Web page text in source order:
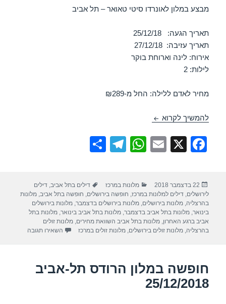
מבצע במלון לאונרדו סיטי טאואר – תל אביב
תאריך הגעה: 25/12/18
תאריך עזיבה: 27/12/18
אירוח: לינה וארוחת בוקר
לילות: 2
מחיר לאדם ללילה: החל מ-₪289
להמשיך לקרוא חופשה במלון לאונרדו סיטי טאואר – תל אביב 25/12/2018
F
e
b
o
X
E
W
s
A
p
T
gr
a
m
e
פורסם
בתאריך
22 בדצמבר 2018 קטגוריות
מלונות במרכז תגיות
דילים בתל אביב,דילים
לירושלים,דילים למלונות במרכז, חופשה בירושלים, חופשה בתל אביב,מלונות
בהרצליה,מלונות בירושלים,מלונות בירושלים בדצמבר,מלונות בירושלים
בינואר,מלונות בתל אביב בדצמבר,מלונות בתל אביב בינואר,מלונות בתל
אביב ברגע האחרון,מלונות בתל אביב השוואת מחירים,מלונות זולים
בהרצליה,מלונות זולים בירושלים,מלונות זולים במרכז השאירו תגובה
חופשה במלון הרודס תל-אביב
25/12/2018